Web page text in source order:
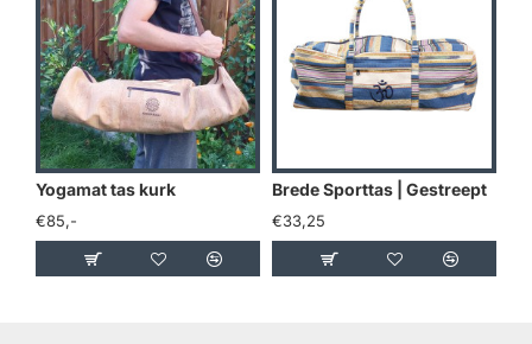
Yogamat tas kurk
€85,-
Brede Sporttas | Gestreept
€33,25